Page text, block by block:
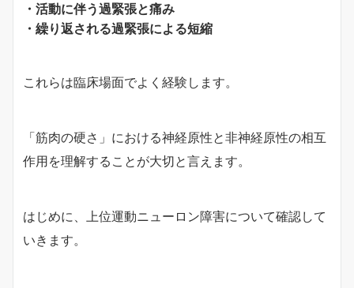
・活動に伴う過緊張と痛み
・繰り返される過緊張による短縮
これらは臨床場面でよく経験します。
「筋肉の硬さ」における神経原性と非神経原性の相互
作用を理解することが大切と言えます。
はじめに、上位運動ニューロン障害について確認して
いきます。